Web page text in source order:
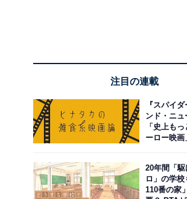
注目の連載
『スパイ
ンド・ニュ
「史上も
ーロー映画
20年間「
ロ」の学
110番の家